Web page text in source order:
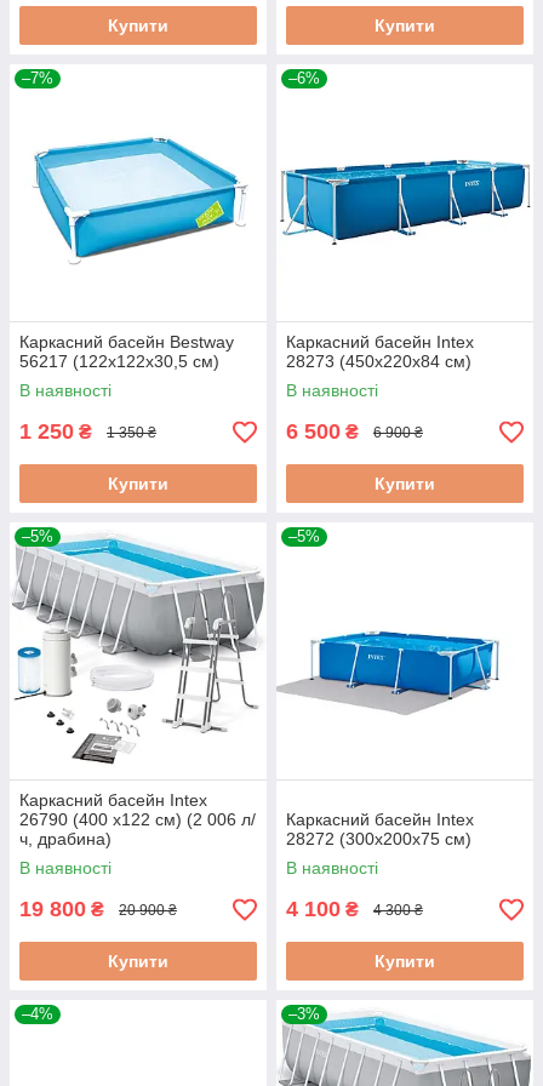
Купити Купити
–7%
Каркасний басейн Bestway
56217 (122x122x30,5 см)
В наявності
1 250 ₴ 1 350 ₴
Купити
–6%
Каркасний басейн Intex
28273 (450х220х84 см)
В наявності
6 500 ₴ 6 900 ₴
Купити
–5%
Каркасний басейн Intex
26790 (400 x122 см) (2 006 л/
ч, драбина)
В наявності
19 800 ₴ 20 900 ₴
Купити
–5%
Каркасний басейн Intex
28272 (300х200х75 см)
В наявності
4 100 ₴ 4 300 ₴
Купити
–4% –3%